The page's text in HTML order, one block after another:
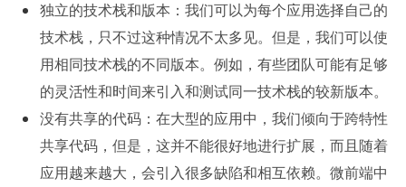
独立的技术栈和版本：我们可以为每个应用选择自己的
技术栈，只不过这种情况不太多见。但是，我们可以使
用相同技术栈的不同版本。例如，有些团队可能有足够
的灵活性和时间来引入和测试同一技术栈的较新版本。
没有共享的代码：在大型的应用中，我们倾向于跨特性
共享代码，但是，这并不能很好地进行扩展，而且随着
应用越来越大，会引入很多缺陷和相互依赖。微前端中